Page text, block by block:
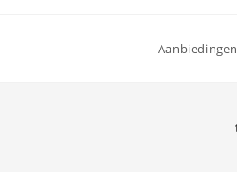
Aanbiedingen